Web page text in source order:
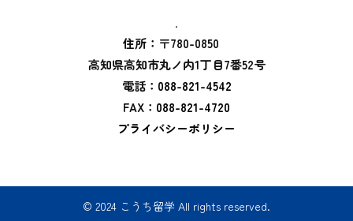
.
住所：〒780-0850
高知県高知市丸ノ内1丁目7番52号
電話： 088-821-4542
FAX： 088-821-4720
プライバシーポリシー
© 2024 こうち留学 All rights reserved.